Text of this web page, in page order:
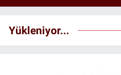
Yükleniyor...